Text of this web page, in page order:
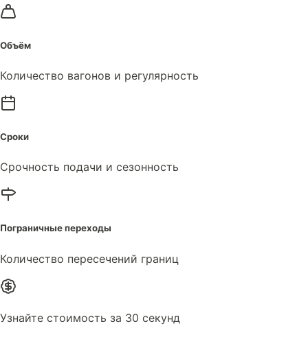
Объём
Количество вагонов и регулярность
Сроки
Срочность подачи и сезонность
Пограничные переходы
Количество пересечений границ
Узнайте стоимость за 30 секунд